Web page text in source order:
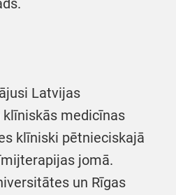
Latvijas
medicīnas
klīniski pētnieciskajā
jomā.
un Rīgas